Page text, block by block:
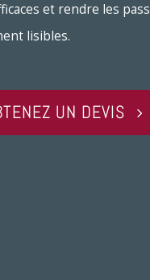
et rendre les
lisibles.
UN DEVIS